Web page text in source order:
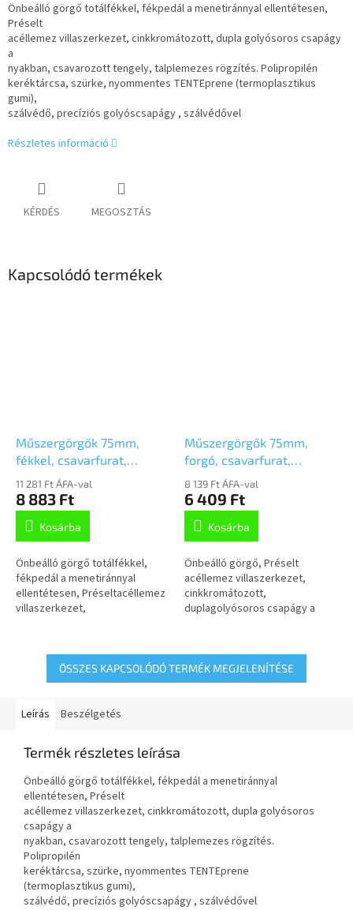
Önbeálló görgő totálfékkel, fékpedál a menetiránnyal ellentétesen,
Préselt
acéllemez villaszerkezet, cinkkromátozott, dupla golyósoros csapágy
a
nyakban, csavarozott tengely, talplemezes rögzítés. Polipropilén
keréktárcsa, szürke, nyommentes TENTEprene (termoplasztikus
gumi),
szálvédő, precíziós golyóscsapágy , szálvédővel
Részletes információ
KÉRDÉS MEGOSZTÁS
Kapcsolódó termékek
Műszergörgők 75mm,
fékkel, csavarfurat,
2977PJP075P30-10,3
11 281 Ft ÁFA-val
8 883 Ft
Kosárba
Önbeálló görgő totálfékkel,
fékpedál a menetiránnyal
ellentétesen, Préseltacéllemez
villaszerkezet,
csavarozott tengely,...
Műszergörgők 75mm,
forgó, csavarfurat,
2970PJP075P30-10,3
8 139 Ft ÁFA-val
6 409 Ft
Kosárba
Önbeálló görgő, Préselt
acéllemez villaszerkezet,
cinkkromátozott,
duplagolyósoros csapágy a
keréktárcsa, szürke,...
ÖSSZES KAPCSOLÓDÓ TERMÉK MEGJELENÍTÉSE
Leírás Beszélgetés
Termék részletes leírása
Önbeálló görgő totálfékkel, fékpedál a menetiránnyal
ellentétesen, Préselt
acéllemez villaszerkezet, cinkkromátozott, dupla golyósoros
csapágy a
nyakban, csavarozott tengely, talplemezes rögzítés.
Polipropilén
keréktárcsa, szürke, nyommentes TENTEprene
(termoplasztikus gumi),
szálvédő, precíziós golyóscsapágy , szálvédővel